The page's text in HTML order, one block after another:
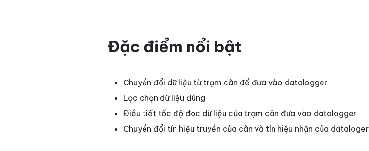
Đặc điểm nổi bật
Chuyển đổi dữ liệu từ trạm cân để đưa vào datalogger
Lọc chọn dữ liệu đúng
Điều tiết tốc độ đọc dữ liệu của trạm cân đưa vào datalogger
Chuyển đổi tín hiệu truyền của cân và tín hiệu nhận của dataloger